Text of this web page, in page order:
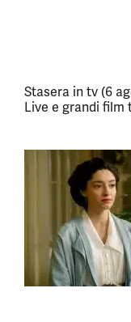
Stasera in tv (6
Live e grandi film